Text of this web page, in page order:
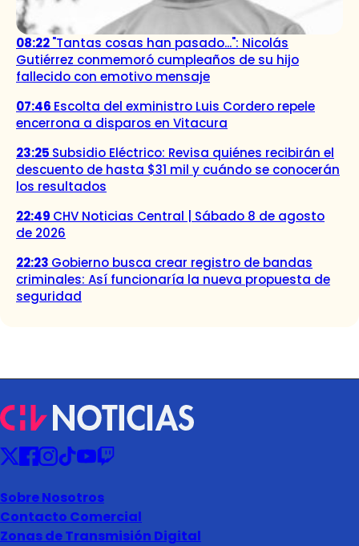
08:22"Tantas cosas han pasado...": Nicolás
Gutiérrez conmemoró cumpleaños de su hijo
fallecido con emotivo mensaje
07:46 Escolta del exministro Luis Cordero repele
encerrona a disparos en Vitacura
23:25 Subsidio Eléctrico: Revisa quiénes recibirán el
descuento de hasta $31 mil y cuándo se conocerán
los resultados
22:49 CHV Noticias Central | Sábado 8 de agosto
de 2026
22:23 Gobierno busca crear registro de bandas
criminales: Así funcionaría la nueva propuesta de
seguridad
Sobre Nosotros
Contacto Comercial
Zonas de Transmisión Digital